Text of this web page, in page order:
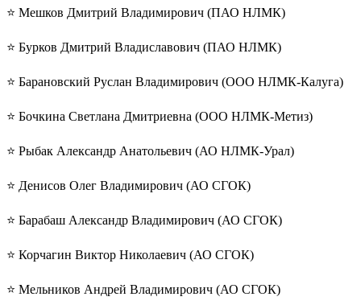
⭐️ Мешков Дмитрий Владимирович (ПАО НЛМК)
⭐️ Бурков Дмитрий Владиславович (ПАО НЛМК)
⭐️ Барановский Руслан Владимирович (ООО НЛМК-Калуга)
⭐️ Бочкина Светлана Дмитриевна (ООО НЛМК-Метиз)
⭐️ Рыбак Александр Анатольевич (АО НЛМК-Урал)
⭐️ Денисов Олег Владимирович (АО СГОК)
⭐️ Барабаш Александр Владимирович (АО СГОК)
⭐️ Корчагин Виктор Николаевич (АО СГОК)
⭐️ Мельников Андрей Владимирович (АО СГОК)